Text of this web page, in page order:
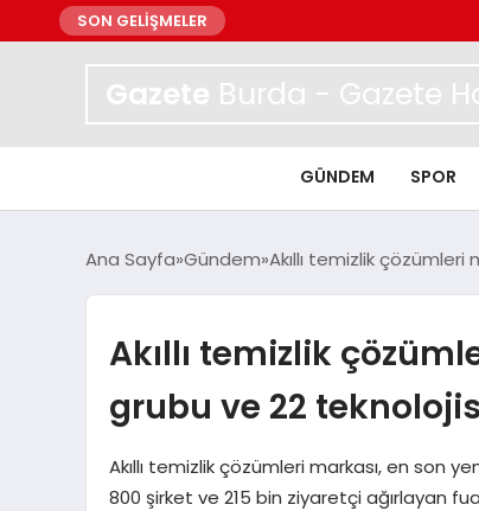
SON GELİŞMELER
Gazete Burda - Gazete
GÜNDEM SPOR
Ana Sayfa Gündem Akıllı temizlik çözümleri
Akıllı temizlik
grubu ve 22
Akıllı temizlik çözümleri markası, en son
800 şirket ve 215 bin ziyaretçi ağırlayan